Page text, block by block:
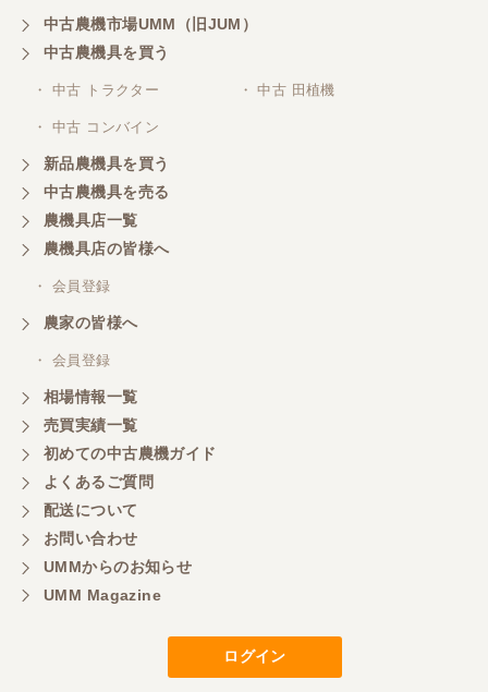
東京都／がーさん
その日に評価しましたが届いてませんか？ 届いてな
ければ再度送信しますが。 大橋粉砕機です。
東京都／がーさん
なんだかんだ積み込みまでして頂き助かりました！
東京都／おちゃ
東京都／あきら
いいたします。
東京都／もっくん
担当者さんの対応が素晴らしい！ とても気分の良
しています。
迅速な取引有難うございました
中古農機市場UMM（旧JUM）
中古農機具を買う
・ 中古 トラクター ・ 中古 田植機
・ 中古 コンバイン
新品農機具を買う
中古農機具を売る
農機具店一覧
農機具店の皆様へ
・ 会員登録
農家の皆様へ
・ 会員登録
相場情報一覧
売買実績一覧
初めての中古農機ガイド
よくあるご質問
配送について
お問い合わせ
UMMからのお知らせ
UMM Magazine
ログイン